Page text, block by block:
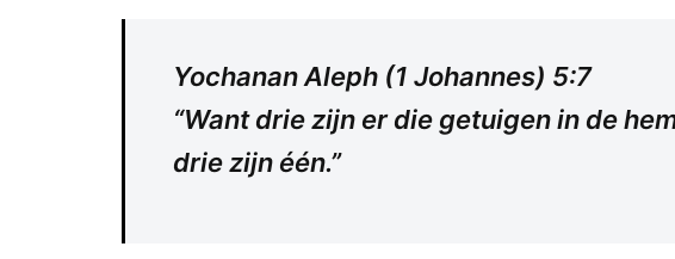
Yochanan Aleph (1 Johannes) 5:7
“Want drie zijn er die getuigen in de
drie zijn één.”